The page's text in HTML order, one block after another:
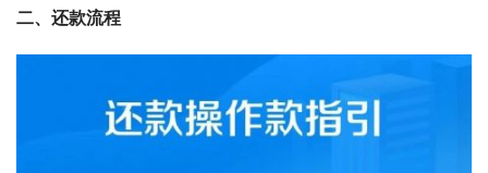
二、还款流程